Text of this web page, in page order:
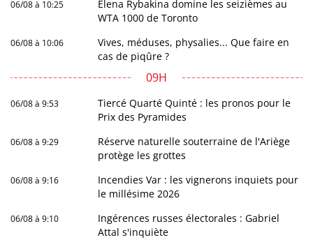
06/08 à 10:25
Elena Rybakina domine les seizièmes au
WTA 1000 de Toronto
06/08 à 10:06
Vives, méduses, physalies... Que faire en
cas de piqûre ?
09H
06/08 à 9:53
Tiercé Quarté Quinté : les pronos pour le
Prix des Pyramides
06/08 à 9:29
Réserve naturelle souterraine de l'Ariège
protège les grottes
06/08 à 9:16
Incendies Var : les vignerons inquiets pour
le millésime 2026
06/08 à 9:10
Ingérences russes électorales : Gabriel
Attal s'inquiète